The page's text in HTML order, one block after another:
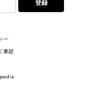
登録
ー
表記